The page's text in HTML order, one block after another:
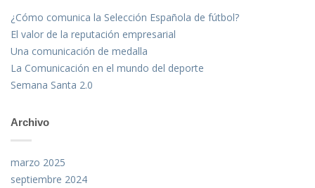
¿Cómo comunica la Selección Española de fútbol?
El valor de la reputación empresarial
Una comunicación de medalla
La Comunicación en el mundo del deporte
Semana Santa 2.0
Archivo
marzo 2025
septiembre 2024